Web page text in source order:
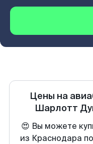
Цены на
Шарлотт
😍 Вы можете
из Краснодара